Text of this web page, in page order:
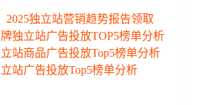
2025独立站营销趋势报告领取
独立站广告投放TOP5榜单分析
站商品广告投放Top5榜单分析
站广告投放Top5榜单分析